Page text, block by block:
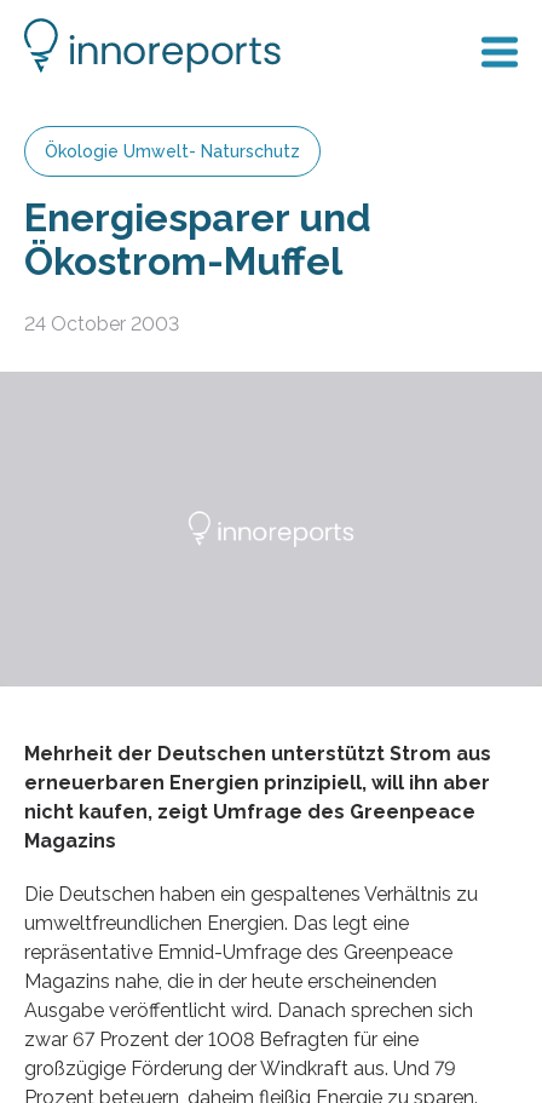
Ökologie Umwelt- Naturschutz
Energiesparer und
Ökostrom-Muffel
24 October 2003
Mehrheit der Deutschen unterstützt Strom aus
erneuerbaren Energien prinzipiell, will ihn aber
nicht kaufen, zeigt Umfrage des Greenpeace
Magazins
Die Deutschen haben ein gespaltenes Verhältnis zu
umweltfreundlichen Energien. Das legt eine
repräsentative Emnid-Umfrage des Greenpeace
Magazins nahe, die in der heute erscheinenden
Ausgabe veröffentlicht wird. Danach sprechen sich
zwar 67 Prozent der 1008 Befragten für eine
großzügige Förderung der Windkraft aus. Und 79
Prozent beteuern, daheim fleißig Energie zu sparen.